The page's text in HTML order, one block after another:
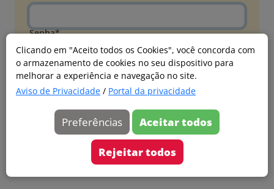
Clicando em "Aceito todos os Cookies", você concorda com
o armazenamento de cookies no seu dispositivo para
melhorar a experiência e navegação no site.
Aviso de Privacidade / Portal da privacidade
Preferências Aceitar todos
Rejeitar todos
Senha*
Esqueci minha senha
Entrar
Acessar com Microsoft
Ainda não faz parte?
Cadastre-se
Versão 20260805.7